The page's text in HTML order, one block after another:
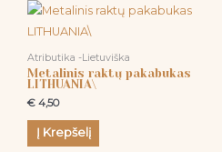
Atributika -Lietuviška
Metalinis raktų pakabukas
LITHUANIA\
€ 4,50
Į Krepšelį